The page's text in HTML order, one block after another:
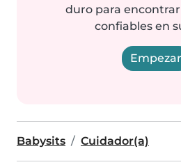
duro para
confiables en
Empezar
Babysits Cuidador(a)